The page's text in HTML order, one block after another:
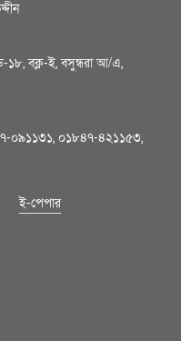
১৮, বক্ল-ই, বসুন্ধরা আ/এ,
০৯১১৩১, ০১৮৪৭-৪২১১৫৩,
ই-পেপার